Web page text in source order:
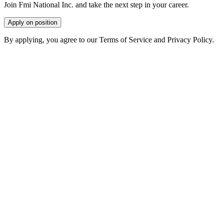
Join Fmi National Inc. and take the next step in your career.
Apply on position
By applying, you agree to our Terms of Service and Privacy Policy.